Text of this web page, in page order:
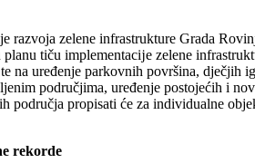
zelene infrastrukture Grada
tiču implementacĳe zelene
na uređenje parkovnih površina,
područjima, uređenje postojećih i
područja propisati će za individualne
rekorde